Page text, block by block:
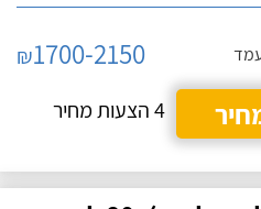
₪1700-2150
4 הצעות מחיר